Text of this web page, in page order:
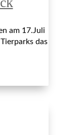
am 17.Juli
das